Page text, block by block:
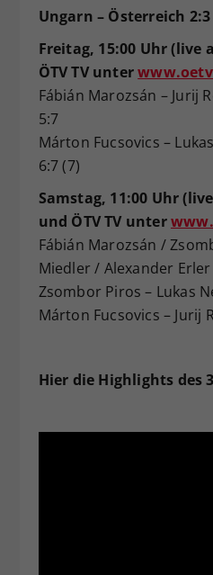
Ungarn – Österreich 2:3
Freitag, 15:00 Uhr (live
ÖTV TV unter
Fábián Marozsán – Jurij
5:7
Márton Fucsovics –
6:7 (7)
Samstag, 11:00 Uhr
und ÖTV TV unter
Fábián Marozsán /
Miedler / Alexander Erler
Zsombor Piros – Lukas
Márton Fucsovics – Jurij
Hier die Highlights des